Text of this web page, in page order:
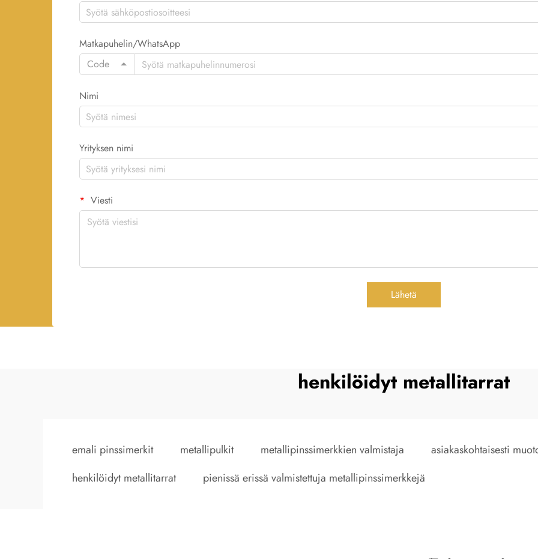
Matkapuhelin/WhatsApp
Code
Nimi
Yrityksen nimi
Viesti
Lähetä
henkilöidyt metallitarrat
emali pinssimerkit metallipulkit metallipinssimerkkien valmistaja
asiakaskohtaisesti
henkilöidyt metallitarrat
pienissä erissä valmistettuja metallipinssimerkkejä